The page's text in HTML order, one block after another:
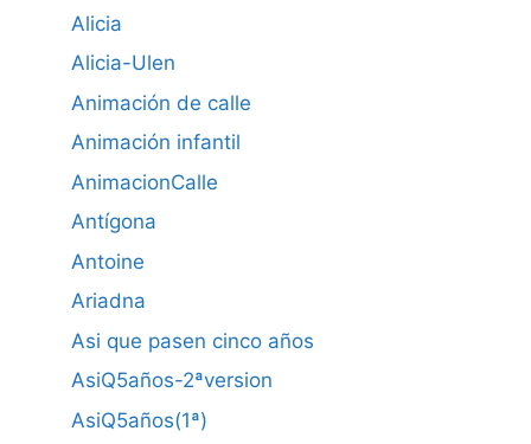
Alicia
Alicia-Ulen
Animación de calle
Animación infantil
AnimacionCalle
Antígona
Antoine
Ariadna
Asi que pasen cinco años
AsiQ5años-2ªversion
AsiQ5años(1ª)